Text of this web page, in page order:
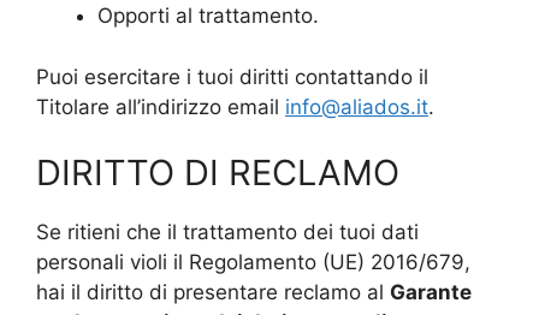
Opporti al trattamento.
Puoi esercitare i tuoi diritti contattando il
Titolare all’indirizzo email info@aliados.it.
DIRITTO DI RECLAMO
Se ritieni che il trattamento dei tuoi dati
personali violi il Regolamento (UE) 2016/679,
hai il diritto di presentare reclamo al Garante